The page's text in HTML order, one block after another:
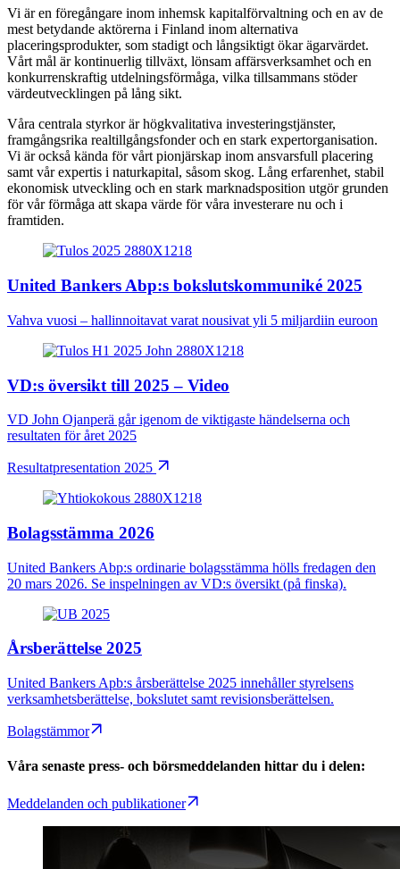
Vi är en föregångare inom inhemsk kapitalförvaltning och en av de
mest betydande aktörerna i Finland inom alternativa
placeringsprodukter, som stadigt och långsiktigt ökar ägarvärdet.
Vårt mål är kontinuerlig tillväxt, lönsam affärsverksamhet och en
konkurrenskraftig utdelningsförmåga, vilka tillsammans stöder
värdeutvecklingen på lång sikt.
Våra centrala styrkor är högkvalitativa investeringstjänster,
framgångsrika realtillgångsfonder och en stark expertorganisation.
Vi är också kända för vårt pionjärskap inom ansvarsfull placering
samt vår expertis i naturkapital, såsom skog. Lång erfarenhet, stabil
ekonomisk utveckling och en stark marknadsposition utgör grunden
för vår förmåga att skapa värde för våra investerare nu och i
framtiden.
United Bankers Abp:s bokslutskommuniké 2025
Vahva vuosi – hallinnoitavat varat nousivat yli 5 miljardiin euroon
VD:s översikt till 2025 – Video
VD John Ojanperä går igenom de viktigaste händelserna och
resultaten för året 2025
Resultatpresentation 2025
Bolagsstämma 2026
United Bankers Abp:s ordinarie bolagsstämma hölls fredagen den
20 mars 2026. Se inspelningen av VD:s översikt (på finska).
Årsberättelse 2025
United Bankers Apb:s årsberättelse 2025 innehåller styrelsens
verksamhetsberättelse, bokslutet samt revisionsberättelsen.
Bolagstämmor
Våra senaste press- och börsmeddelanden hittar du i delen:
Meddelanden och publikationer